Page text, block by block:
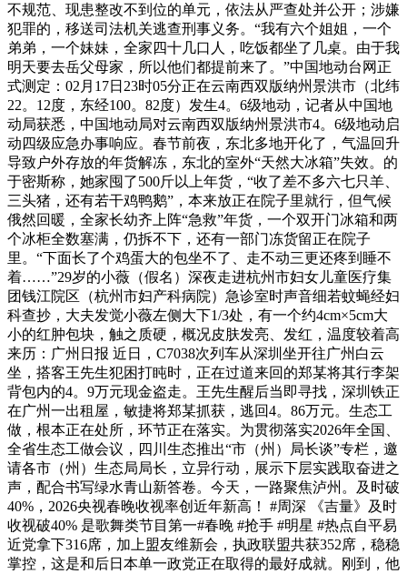
不规范、现患整改不到位的单元，依法从严查处并公开；涉嫌
犯罪的，移送司法机关逃查刑事义务。“我有六个姐姐，一个
弟弟，一个妹妹，全家四十几口人，吃饭都坐了几桌。由于我
明天要去岳父母家，所以他们都提前来了。”中国地动台网正
式测定：02月17日23时05分正在云南西双版纳州景洪市（北纬
22。12度，东经100。82度）发生4。6级地动，记者从中国地
动局获悉，中国地动局对云南西双版纳州景洪市4。6级地动启
动四级应急办事响应。春节前夜，东北多地开化了，气温回升
导致户外存放的年货解冻，东北的室外“天然大冰箱”失效。的
于密斯称，她家囤了500斤以上年货，“收了差不多六七只羊、
三头猪，还有若干鸡鸭鹅”，本来放正在院子里就行，但气候
俄然回暖，全家长幼齐上阵“急救”年货，一个双开门冰箱和两
个冰柜全数塞满，仍拆不下，还有一部门冻货留正在院子
里。“下面长了个鸡蛋大的包坐不了、走不动三更还疼到睡不
着……”29岁的小薇（假名）深夜走进杭州市妇女儿童医疗集
团钱江院区（杭州市妇产科病院）急诊室时声音细若蚊蝇经妇
科查抄，大夫发觉小薇左侧大下1/3处，有一个约4cm×5cm大
小的红肿包块，触之质硬，概况皮肤发亮、发红，温度较着高
来历：广州日报 近日，C7038次列车从深圳坐开往广州白云
坐，搭客王先生犯困打盹时，正在过道来回的郑某将其行李架
背包内的4。9万元现金盗走。王先生醒后当即寻找，深圳铁正
在广州一出租屋，敏捷将郑某抓获，逃回4。86万元。生态工
做，根本正在处所，环节正在落实。为贯彻落实2026年全国、
全省生态工做会议，四川生态推出“市（州）局长谈”专栏，邀
请各市（州）生态局局长，立异行动，展示下层实践取奋进之
声，配合书写绿水青山新答卷。今天，一路聚焦泸州。及时破
40%，2026央视春晚收视率创近年新高！ #周深 《吉量》及时
收视破40% 是歌舞类节目第一#春晚 #抢手 #明星 #热点自平易
近党拿下316席，加上盟友维新会，执政联盟共获352席，稳稳
掌控，这是和后日本单一政党正在取得的最好成就。刚到，他